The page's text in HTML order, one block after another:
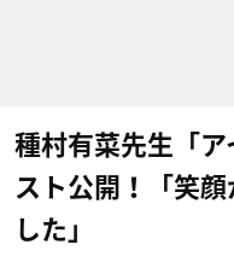
種村有菜先生「ア
スト公開！「笑
した」